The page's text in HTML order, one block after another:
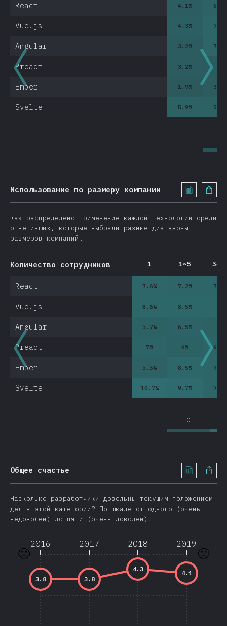
React 4.1 % 6.6
Vue.js 4.3% 7.3
Angular 3.2% 7.4
Preact 3.2%
Ember 1.9% 3.3
Svelte 5.9% 5.6
Использование по размеру компании
Как распределено применение каждой технологии среди
ответивших, которые выбрали разные диапазоны
размеров компаний.
Количество сотрудников 1 1~5
React 7.6% 7.2% 7.1
Vue.js 8.6% 8.5%
Angular 5.7% 6.5%
Preact 7% 6% 6.9
Ember 5.5% 8.5% 7.3
Svelte 10.7% 9.7% 7.4
0
Общее счастье
Насколько разработчики довольны текущим положением
дел в этой категории? По шкале от одного (очень
недоволен) до пяти (очень доволен).
2016 2017 2018 2019
🙂
🙂
3.8 3.8
4.3
4.1